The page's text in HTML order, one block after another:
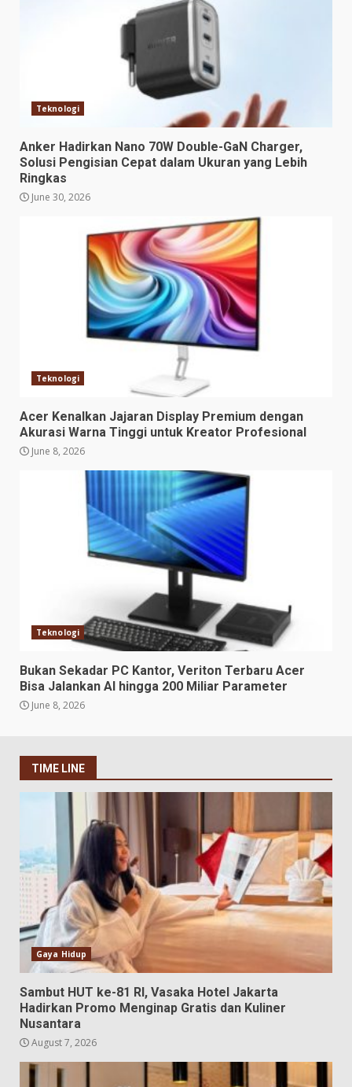
Teknologi
Anker Hadirkan Nano 70W Double-GaN Charger,
Solusi Pengisian Cepat dalam Ukuran yang Lebih
Ringkas
June 30, 2026
Teknologi
Acer Kenalkan Jajaran Display Premium dengan
Akurasi Warna Tinggi untuk Kreator Profesional
June 8, 2026
Teknologi
Bukan Sekadar PC Kantor, Veriton Terbaru Acer
Bisa Jalankan AI hingga 200 Miliar Parameter
June 8, 2026
TIME LINE
Gaya Hidup
Sambut HUT ke-81 RI, Vasaka Hotel Jakarta
Hadirkan Promo Menginap Gratis dan Kuliner
Nusantara
August 7, 2026